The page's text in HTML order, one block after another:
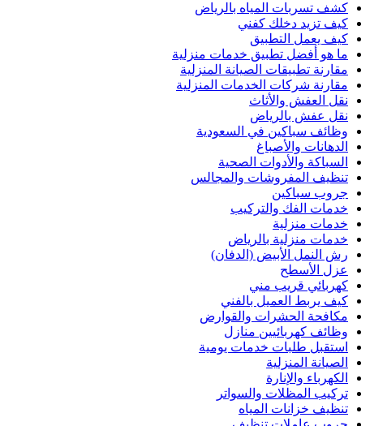
كشف تسربات المياه بالرياض
كيف تزيد دخلك كفني
كيف يعمل التطبيق
ما هو أفضل تطبيق خدمات منزلية
مقارنة تطبيقات الصيانة المنزلية
مقارنة شركات الخدمات المنزلية
نقل العفش والأثاث
نقل عفش بالرياض
وظائف سباكين في السعودية
الدهانات والأصباغ
السباكة والأدوات الصحية
تنظيف المفروشات والمجالس
جروب سباكين
خدمات الفك والتركيب
خدمات منزلية
خدمات منزلية بالرياض
رش النمل الأبيض (الدفان)
عزل الأسطح
كهربائي قريب مني
كيف يربط العميل بالفني
مكافحة الحشرات والقوارض
وظائف كهربائيين منازل
استقبل طلبات خدمات يومية
الصيانة المنزلية
الكهرباء والإنارة
تركيب المظلات والسواتر
تنظيف خزانات المياه